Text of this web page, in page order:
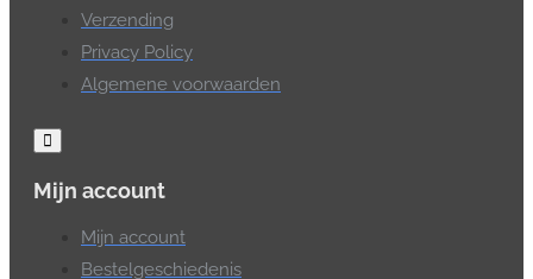
Verzending
Privacy Policy
Algemene voorwaarden
Mijn account
Mijn account
Bestelgeschiedenis